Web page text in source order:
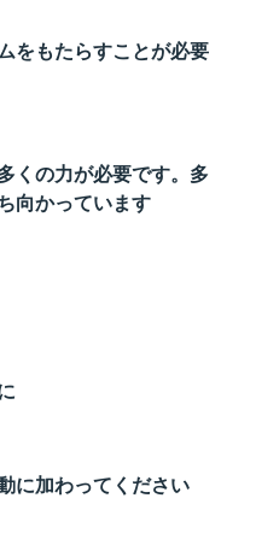
をもたらすことが必要
くの力が必要です。多
向かっています
に加わってください